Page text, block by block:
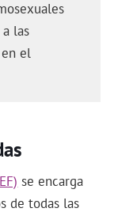
las
el
se encarga
de todas las